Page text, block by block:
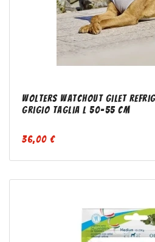
Wolters watchout gilet
grigio taglia L 50-55 cm
36,00 €